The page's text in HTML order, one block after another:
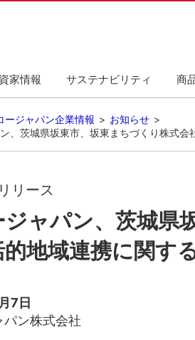
家情報 サステナビリティ 商
ージャパン企業情報
お知らせ
、茨城県坂東市、坂東まちづくり株式
リース
ジャパン、茨城県
的地域連携に関す
7日
パン株式会社